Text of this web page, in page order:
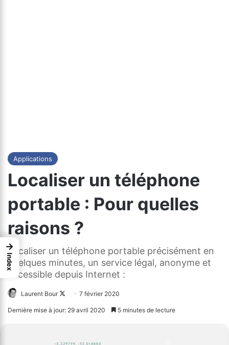
Applications
Localiser un téléphone
portable : Pour quelles
raisons ?
Localiser un téléphone portable précisément en
quelques minutes, un service légal, anonyme et
accessible depuis Internet :
Laurent Bour
Follow7 février 2020
Dernière mise à jour: 29 avril 2020 5 minutes de lecture
→
Index